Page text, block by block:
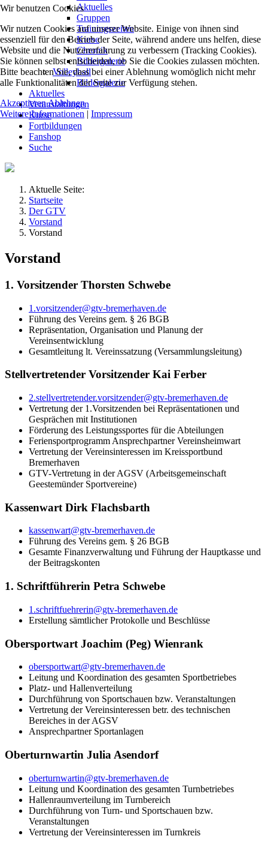
Aktuelles
Gruppen
Trainingszeiten
Kurse
Chronik
Bildergalerie
Volleyball
Bildergalerie
Aktuelles
Veranstaltungen
Kurse
Fortbildungen
Fanshop
Suche
Aktuelle Seite:
Startseite
Der GTV
Vorstand
Vorstand
Vorstand
1. Vorsitzender Thorsten Schwebe
1.vorsitzender@gtv-bremerhaven.de
Führung des Vereins gem. § 26 BGB
Repräsentation, Organisation und Planung der
Vereinsentwicklung
Gesamtleitung lt. Vereinssatzung (Versammlungsleitung)
Stellvertretender Vorsitzender Kai Ferber
2.stellvertretender.vorsitzender@gtv-bremerhaven.de
Vertretung der 1.Vorsitzenden bei Repräsentationen und
Gesprächen mit Institutionen
Förderung des Leistungssportes für die Abteilungen
Feriensportprogramm Ansprechpartner Vereinsheimwart
Vertretung der Vereinsinteressen im Kreissportbund
Bremerhaven
GTV-Vertretung in der AGSV (Arbeitsgemeinschaft
Geestemünder Sportvereine)
Kassenwart Dirk Flachsbarth
kassenwart@gtv-bremerhaven.de
Führung des Vereins gem. § 26 BGB
Gesamte Finanzverwaltung und Führung der Hauptkasse und
der Beitragskonten
1. Schriftführerin Petra Schwebe
1.schriftfuehrerin@gtv-bremerhaven.de
Erstellung sämtlicher Protokolle und Beschlüsse
Obersportwart Joachim (Peg) Wienrank
obersportwart@gtv-bremerhaven.de
Leitung und Koordination des gesamten Sportbetriebes
Platz- und Hallenverteilung
Durchführung von Sportschauen bzw. Veranstaltungen
Vertretung der Vereinsinteressen betr. des technischen
Bereiches in der AGSV
Ansprechpartner Sportanlagen
Oberturnwartin Julia Asendorf
oberturnwartin@gtv-bremerhaven.de
Leitung und Koordination des gesamten Turnbetriebes
Hallenraumverteilung im Turnbereich
Durchführung von Turn- und Sportschauen bzw.
Veranstaltungen
Vertretung der Vereinsinteressen im Turnkreis
Wir benutzen Cookies
Wir nutzen Cookies auf unserer Website. Einige von ihnen sind
essenziell für den Betrieb der Seite, während andere uns helfen, diese
Website und die Nutzererfahrung zu verbessern (Tracking Cookies).
Sie können selbst entscheiden, ob Sie die Cookies zulassen möchten.
Bitte beachten Sie, dass bei einer Ablehnung womöglich nicht mehr
alle Funktionalitäten der Seite zur Verfügung stehen.
Akzeptieren Ablehnen
Weitere Informationen | Impressum